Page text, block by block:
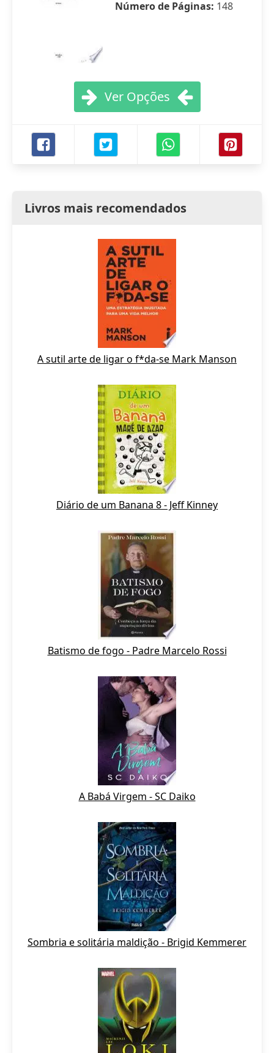
Número de Páginas: 148
Ver Opções
Livros mais recomendados
A sutil arte de ligar o f*da-se Mark Manson
Diário de um Banana 8 - Jeff Kinney
Batismo de fogo - Padre Marcelo Rossi
A Babá Virgem - SC Daiko
Sombria e solitária maldição - Brigid Kemmerer